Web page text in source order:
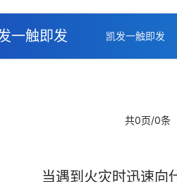
一触即发 凯发一触即发
共0页/0条
当遇到火灾时迅速向